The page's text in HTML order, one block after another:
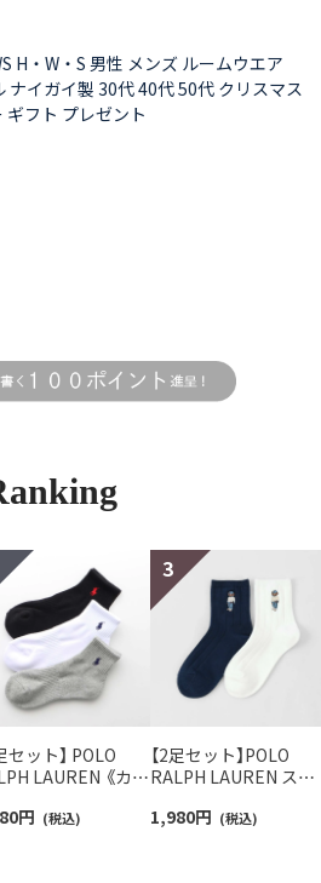
H・W・S 男性 メンズ ルームウエア
ナイガイ製 30代 40代 50代 クリスマス
フト プレゼント
セット】 POLO
LAUREN 《カラ
イントソックス シ
円 (税込)
【2足セット】POLO
RALPH LAUREN スタ
ロベア オーガニック
1,980円 (税込)